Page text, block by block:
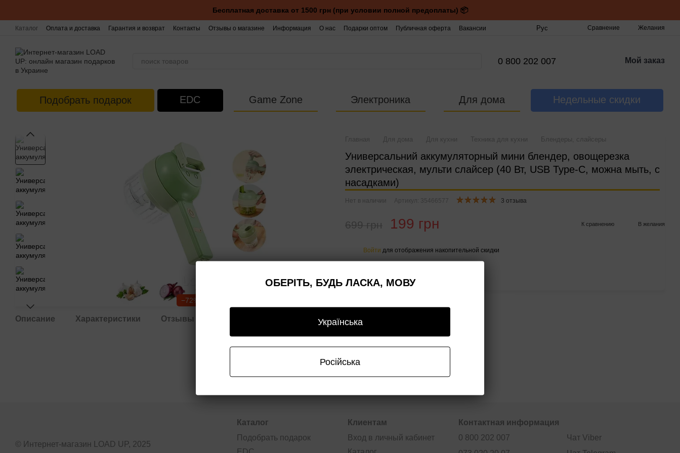
Бесплатная доставка от 1500 грн (при условии полной предоплаты) 📦
Каталог Оплата и доставка Гарантия и возврат Контакты Отзывы о магазине Информация О нас Подарки оптом Публичная оферта Вакансии Рус Сравнение Желания
0 800 202 007 Мой заказ
Подобрать подарок EDC Game Zone Электроника Для дома Недельные скидки
−72%
Главная Для дома Для кухни Техника для кухни Блендеры, слайсеры
Универсальний аккумуляторный мини блендер, овощерезка
электрическая, мульти слайсер (40 Вт, USB Type-C, можна мыть, с
насадками)
Нет в наличии Артикул: 35466577 3 отзыва
199 грн
699 грн К сравнению В желания
Войти для отображения накопительной скидки
Сообщить, когда появится
Описание Характеристики Отзывы Гарантия
© Интернет-магазин LOAD UP, 2025
Каталог
Подобрать подарок
Клиентам
Вход в личный кабинет
Контактная информация
0 800 202 007
Чат Viber
ОБЕРІТЬ, БУДЬ ЛАСКА, МОВУ
Українська
Російська